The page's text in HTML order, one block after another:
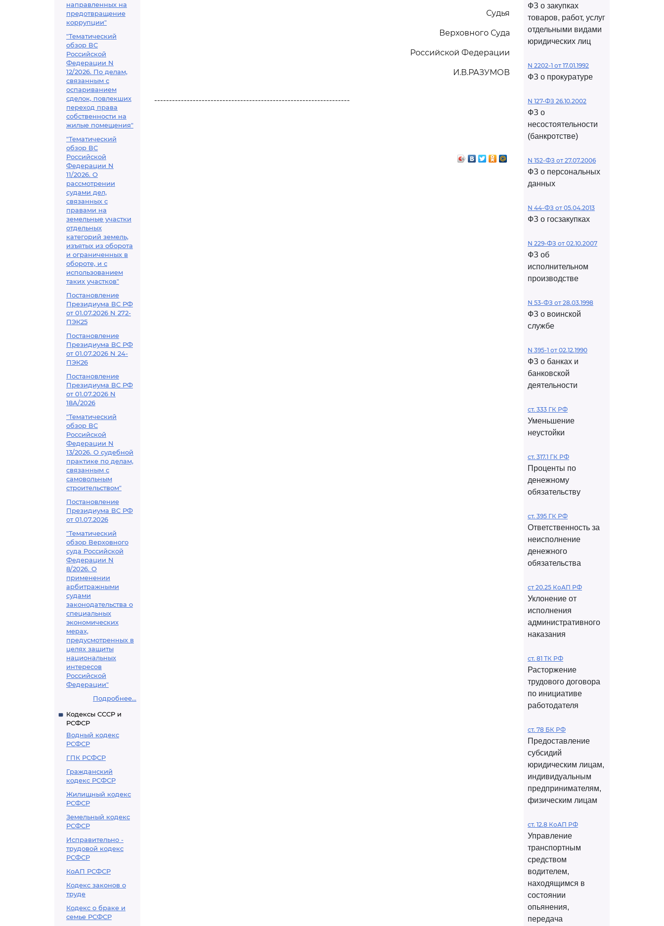
направленных на
предотвращение
коррупции"
"Тематический
обзор ВС
Российской
Федерации N
12/2026. По делам,
связанным с
оспариванием
сделок, повлекших
переход права
собственности на
жилые помещения"
"Тематический
обзор ВС
Российской
Федерации N
11/2026. О
рассмотрении
судами дел,
связанных с
правами на
земельные участки
отдельных
категорий земель,
изъятых из оборота
и ограниченных в
обороте, и с
использованием
таких участков"
Постановление
Президиума ВС РФ
от 01.07.2026 N 272-
ПЭК25
Постановление
Президиума ВС РФ
от 01.07.2026 N 24-
ПЭК26
Постановление
Президиума ВС РФ
от 01.07.2026 N
18А/2026
"Тематический
обзор ВС
Российской
Федерации N
13/2026. О судебной
практике по делам,
связанным с
самовольным
строительством"
Постановление
Президиума ВС РФ
от 01.07.2026
"Тематический
обзор Верховного
суда Российской
Федерации N
8/2026. О
применении
арбитражными
судами
законодательства о
специальных
экономических
мерах,
предусмотренных в
целях защиты
национальных
интересов
Российской
Федерации"
Подробнее...
Кодексы СССР и
РСФСР
Водный кодекс
РСФСР
ГПК РСФСР
Гражданский
кодекс РСФСР
Жилищный кодекс
РСФСР
Земельный кодекс
РСФСР
Исправительно -
трудовой кодекс
РСФСР
КоАП РСФСР
Кодекс законов о
труде
Кодекс о браке и
семье РСФСР
Судья
Верховного Суда
Российской Федерации
И.В.РАЗУМОВ
------------------------------------------------------------------
ФЗ о закупках
товаров, работ, услуг
отдельными видами
юридических лиц
N 2202-1 от 17.01.1992
ФЗ о прокуратуре
N 127-ФЗ 26.10.2002
ФЗ о
несостоятельности
(банкротстве)
N 152-ФЗ от 27.07.2006
ФЗ о персональных
данных
N 44-ФЗ от 05.04.2013
ФЗ о госзакупках
N 229-ФЗ от 02.10.2007
ФЗ об
исполнительном
производстве
N 53-ФЗ от 28.03.1998
ФЗ о воинской
службе
N 395-1 от 02.12.1990
ФЗ о банках и
банковской
деятельности
ст. 333 ГК РФ
Уменьшение
неустойки
ст. 317.1 ГК РФ
Проценты по
денежному
обязательству
ст. 395 ГК РФ
Ответственность за
неисполнение
денежного
обязательства
ст 20.25 КоАП РФ
Уклонение от
исполнения
административного
наказания
ст. 81 ТК РФ
Расторжение
трудового договора
по инициативе
работодателя
ст. 78 БК РФ
Предоставление
субсидий
юридическим лицам,
индивидуальным
предпринимателям,
физическим лицам
ст. 12.8 КоАП РФ
Управление
транспортным
средством
водителем,
находящимся в
состоянии
опьянения,
передача